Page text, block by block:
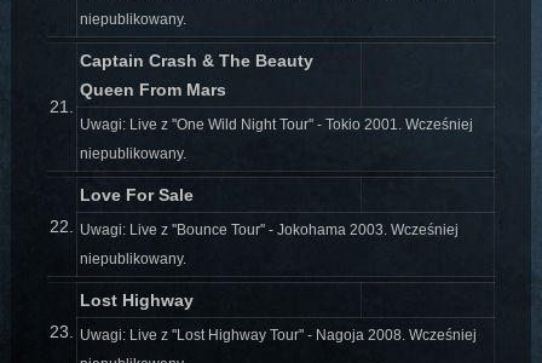
niepublikowany.
21.
Captain Crash & The Beauty
Queen From Mars
Uwagi: Live z ''One Wild Night Tour'' - Tokio 2001. Wcześniej
niepublikowany.
22.
Love For Sale
Uwagi: Live z ''Bounce Tour'' - Jokohama 2003. Wcześniej
niepublikowany.
23.
Lost Highway
Uwagi: Live z ''Lost Highway Tour'' - Nagoja 2008. Wcześniej